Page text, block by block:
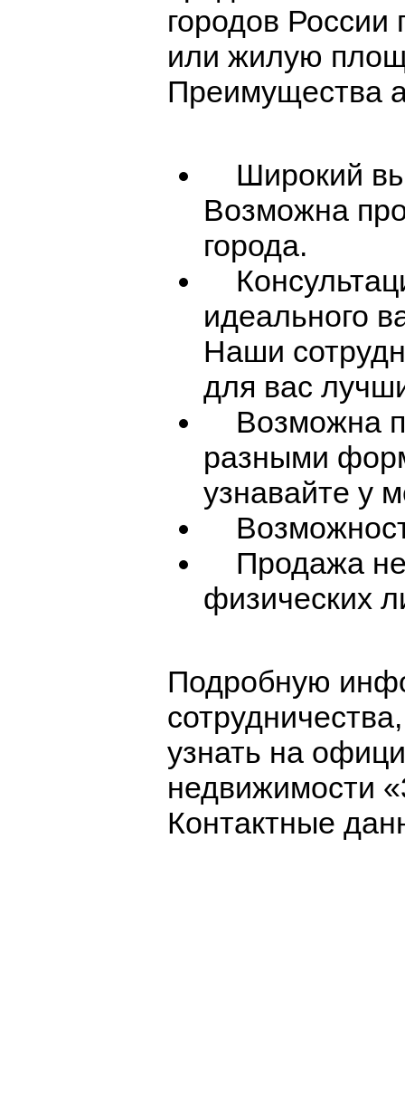
городов
или жилую
Преимущества
Широкий
Возможна
города.
идеального
Наши
для вас
Возможна
разными
узнавайте у
Продажа
физических
Подробную
узнать на
недвижимости
Контактные